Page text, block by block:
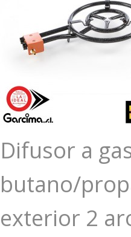
Difusor a
butano/
exterior 2